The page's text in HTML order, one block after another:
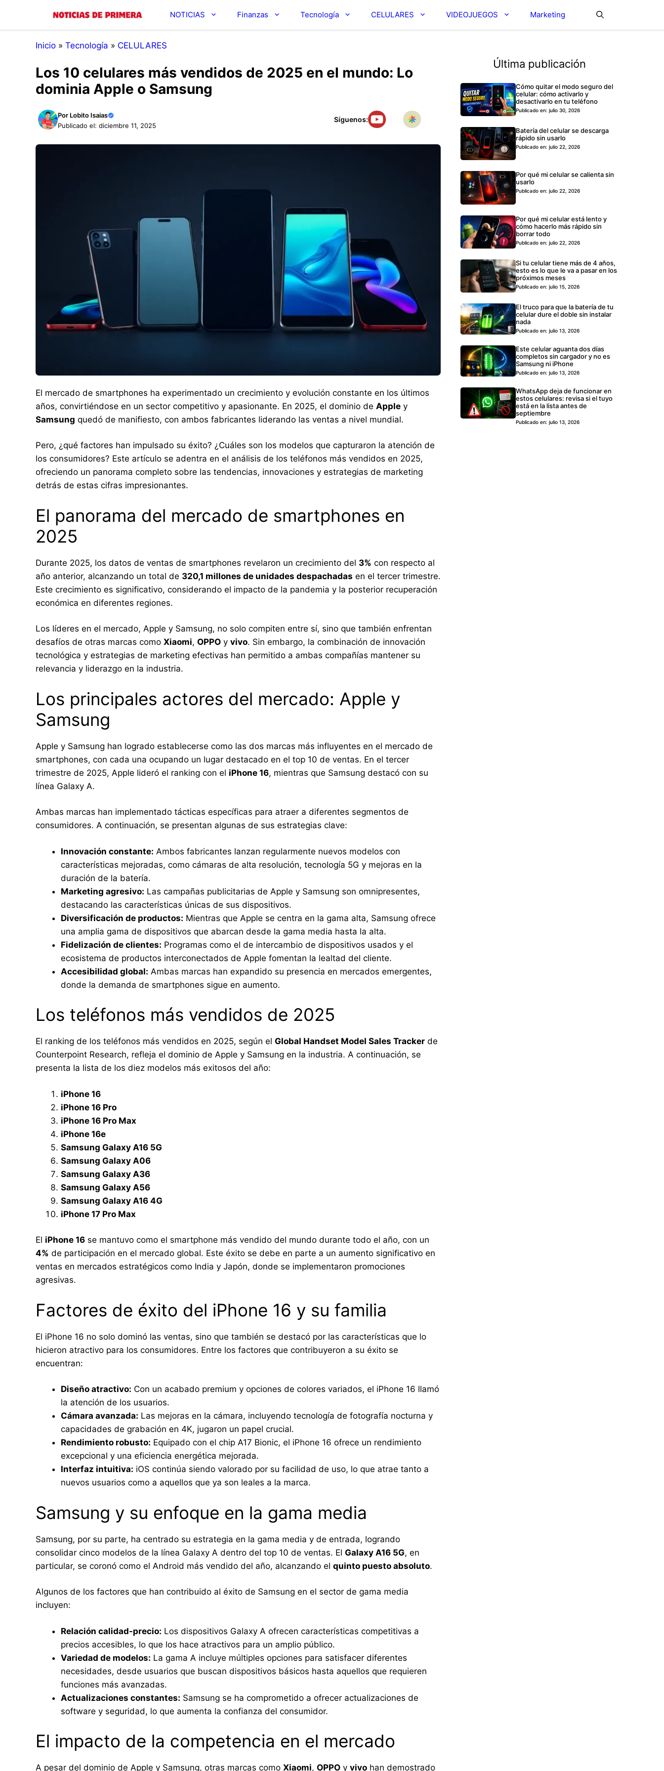
contenido
NOTICIAS Finanzas Tecnología CELULARES VIDEOJUEGOS Marketing
Inicio » Tecnología » CELULARES
Los 10 celulares más vendidos de 2025 en el mundo: Lo
dominia Apple o Samsung
Por Lobito Isaias
Publicado el: diciembre 11, 2025
Síguenos:
El mercado de smartphones ha experimentado un crecimiento y evolución constante en los últimos
años, convirtiéndose en un sector competitivo y apasionante. En 2025, el dominio de Apple y
Samsung quedó de manifiesto, con ambos fabricantes liderando las ventas a nivel mundial.
Pero, ¿qué factores han impulsado su éxito? ¿Cuáles son los modelos que capturaron la atención de
los consumidores? Este artículo se adentra en el análisis de los teléfonos más vendidos en 2025,
ofreciendo un panorama completo sobre las tendencias, innovaciones y estrategias de marketing
detrás de estas cifras impresionantes.
El panorama del mercado de smartphones en
2025
Durante 2025, los datos de ventas de smartphones revelaron un crecimiento del 3% con respecto al
año anterior, alcanzando un total de 320,1 millones de unidades despachadas en el tercer trimestre.
Este crecimiento es significativo, considerando el impacto de la pandemia y la posterior recuperación
económica en diferentes regiones.
Los líderes en el mercado, Apple y Samsung, no solo compiten entre sí, sino que también enfrentan
desafíos de otras marcas como Xiaomi, OPPO y vivo. Sin embargo, la combinación de innovación
tecnológica y estrategias de marketing efectivas han permitido a ambas compañías mantener su
relevancia y liderazgo en la industria.
Los principales actores del mercado: Apple y
Samsung
Apple y Samsung han logrado establecerse como las dos marcas más influyentes en el mercado de
smartphones, con cada una ocupando un lugar destacado en el top 10 de ventas. En el tercer
trimestre de 2025, Apple lideró el ranking con el iPhone 16, mientras que Samsung destacó con su
línea Galaxy A.
Ambas marcas han implementado tácticas específicas para atraer a diferentes segmentos de
consumidores. A continuación, se presentan algunas de sus estrategias clave:
Innovación constante: Ambos fabricantes lanzan regularmente nuevos modelos con
características mejoradas, como cámaras de alta resolución, tecnología 5G y mejoras en la
duración de la batería.
Marketing agresivo: Las campañas publicitarias de Apple y Samsung son omnipresentes,
destacando las características únicas de sus dispositivos.
Diversificación de productos: Mientras que Apple se centra en la gama alta, Samsung ofrece
una amplia gama de dispositivos que abarcan desde la gama media hasta la alta.
Fidelización de clientes: Programas como el de intercambio de dispositivos usados y el
ecosistema de productos interconectados de Apple fomentan la lealtad del cliente.
Accesibilidad global: Ambas marcas han expandido su presencia en mercados emergentes,
donde la demanda de smartphones sigue en aumento.
Los teléfonos más vendidos de 2025
El ranking de los teléfonos más vendidos en 2025, según el Global Handset Model Sales Tracker de
Counterpoint Research, refleja el dominio de Apple y Samsung en la industria. A continuación, se
presenta la lista de los diez modelos más exitosos del año:
iPhone 16
iPhone 16 Pro
iPhone 16 Pro Max
iPhone 16e
Samsung Galaxy A16 5G
Samsung Galaxy A06
Samsung Galaxy A36
Samsung Galaxy A56
Samsung Galaxy A16 4G
iPhone 17 Pro Max
El iPhone 16 se mantuvo como el smartphone más vendido del mundo durante todo el año, con un
4% de participación en el mercado global. Este éxito se debe en parte a un aumento significativo en
ventas en mercados estratégicos como India y Japón, donde se implementaron promociones
agresivas.
Factores de éxito del iPhone 16 y su familia
El iPhone 16 no solo dominó las ventas, sino que también se destacó por las características que lo
hicieron atractivo para los consumidores. Entre los factores que contribuyeron a su éxito se
encuentran:
Diseño atractivo: Con un acabado premium y opciones de colores variados, el iPhone 16 llamó
la atención de los usuarios.
Cámara avanzada: Las mejoras en la cámara, incluyendo tecnología de fotografía nocturna y
capacidades de grabación en 4K, jugaron un papel crucial.
Rendimiento robusto: Equipado con el chip A17 Bionic, el iPhone 16 ofrece un rendimiento
excepcional y una eficiencia energética mejorada.
Interfaz intuitiva: iOS continúa siendo valorado por su facilidad de uso, lo que atrae tanto a
nuevos usuarios como a aquellos que ya son leales a la marca.
Samsung y su enfoque en la gama media
Samsung, por su parte, ha centrado su estrategia en la gama media y de entrada, logrando
consolidar cinco modelos de la línea Galaxy A dentro del top 10 de ventas. El Galaxy A16 5G, en
particular, se coronó como el Android más vendido del año, alcanzando el quinto puesto absoluto.
Algunos de los factores que han contribuido al éxito de Samsung en el sector de gama media
incluyen:
Relación calidad-precio: Los dispositivos Galaxy A ofrecen características competitivas a
precios accesibles, lo que los hace atractivos para un amplio público.
Variedad de modelos: La gama A incluye múltiples opciones para satisfacer diferentes
necesidades, desde usuarios que buscan dispositivos básicos hasta aquellos que requieren
funciones más avanzadas.
Actualizaciones constantes: Samsung se ha comprometido a ofrecer actualizaciones de
software y seguridad, lo que aumenta la confianza del consumidor.
El impacto de la competencia en el mercado
A pesar del dominio de Apple y Samsung, otras marcas como Xiaomi, OPPO y vivo han demostrado
Última publicación
Cómo quitar el modo seguro del
celular: cómo activarlo y
desactivarlo en tu teléfono
Publicado en: julio 30, 2026
Batería del celular se descarga
rápido sin usarlo
Publicado en: julio 22, 2026
Por qué mi celular se calienta sin
usarlo
Publicado en: julio 22, 2026
Por qué mi celular está lento y
cómo hacerlo más rápido sin
borrar todo
Publicado en: julio 22, 2026
Si tu celular tiene más de 4 años,
esto es lo que le va a pasar en los
próximos meses
Publicado en: julio 15, 2026
El truco para que la batería de tu
celular dure el doble sin instalar
nada
Publicado en: julio 13, 2026
Este celular aguanta dos días
completos sin cargador y no es
Samsung ni iPhone
Publicado en: julio 13, 2026
WhatsApp deja de funcionar en
estos celulares: revisa si el tuyo
está en la lista antes de
septiembre
Publicado en: julio 13, 2026